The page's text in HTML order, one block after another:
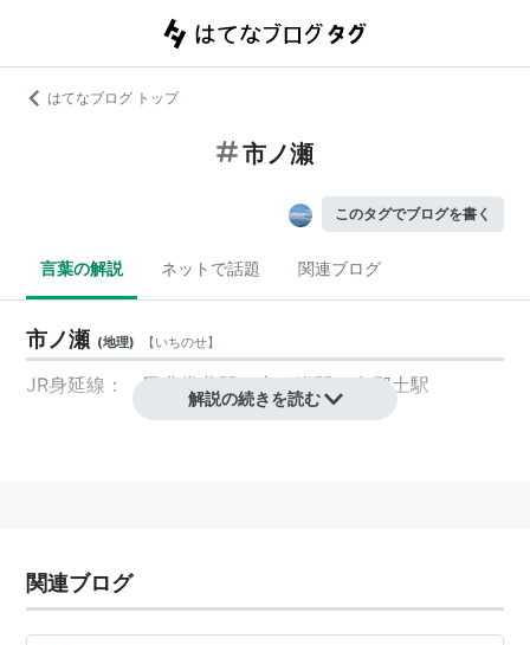
はてなブログ トップ
市ノ瀬
このタグでブログを書く
言葉の解説 ネットで話題 関連ブログ
市ノ瀬 (地理) 【いちのせ】
JR身延線：甲斐常葉駅 -市ノ瀬 駅 -久那土駅
解説の続きを読む
関連ブログ